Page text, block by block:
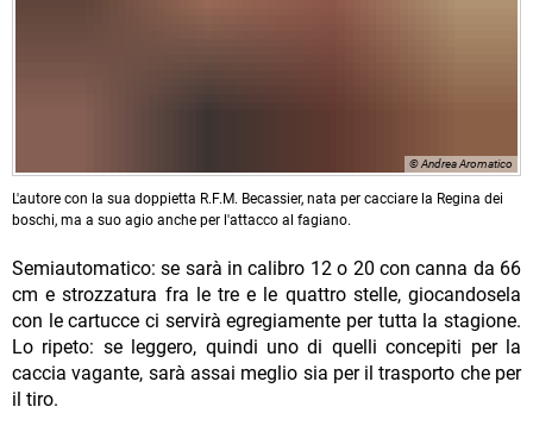
© Andrea Aromatico
L'autore con la sua doppietta R.F.M. Becassier, nata per cacciare la Regina dei
boschi, ma a suo agio anche per l'attacco al fagiano.
Semiautomatico: se sarà in calibro 12 o 20 con canna da 66
cm e strozzatura fra le tre e le quattro stelle, giocandosela
con le cartucce ci servirà egregiamente per tutta la stagione.
Lo ripeto: se leggero, quindi uno di quelli concepiti per la
caccia vagante, sarà assai meglio sia per il trasporto che per
il tiro.